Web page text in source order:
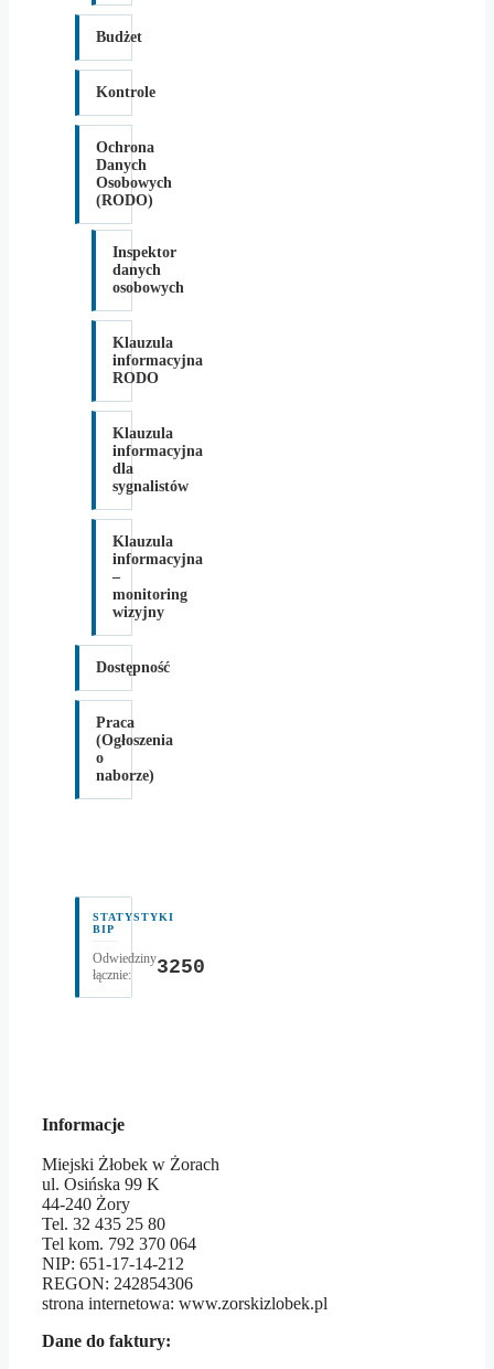
Budżet
Kontrole
Ochrona
Danych
Osobowych
(RODO)
Inspektor
danych
osobowych
Klauzula
informacyjna
RODO
Klauzula
informacyjna
dla
sygnalistów
Klauzula
informacyjna
–
monitoring
wizyjny
Dostępność
Praca
(Ogłoszenia
o
naborze)
STATYSTYKI
BIP
Odwiedziny
łącznie:
3250
Informacje
Miejski Żłobek w Żorach
ul. Osińska 99 K
44-240 Żory
Tel. 32 435 25 80
Tel kom. 792 370 064
NIP: 651-17-14-212
REGON: 242854306
strona internetowa: www.zorskizlobek.pl
Dane do faktury: